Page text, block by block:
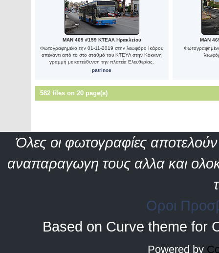
MAN 469 #159 ΚΤΕΑΛ Ηρακλείου
Φωτογραφημένο την 01-11-2019 στην λεωφόρο Ικάρου
απέναντι από το στο σταθμό του ΚΤΕΥΛ στην Κόκκινη
γραμμή με κατεύθυνση την πλατεία Ελευθερίας.
patrinos
MAN
582 files on 20 page(s)
Όλες οι φωτογραφίες αποτελούν
αναπαραγωγη τους αλλα και
Οροι
Based on Curve theme for
Powered by